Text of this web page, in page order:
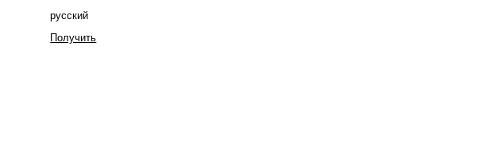
русский
Получить